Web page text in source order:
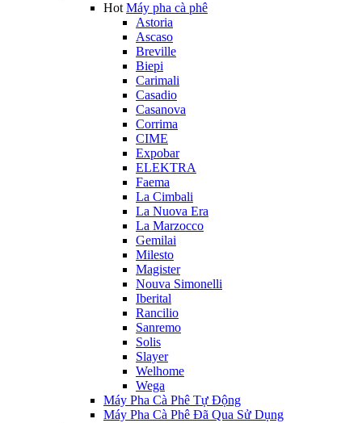
Hot Máy pha cà phê
Astoria
Ascaso
Breville
Biepi
Carimali
Casadio
Casanova
Corrima
CIME
Expobar
ELEKTRA
Faema
La Cimbali
La Nuova Era
La Marzocco
Gemilai
Milesto
Magister
Nouva Simonelli
Iberital
Rancilio
Sanremo
Solis
Slayer
Welhome
Wega
Máy Pha Cà Phê Tự Động
Máy Pha Cà Phê Đã Qua Sử Dụng